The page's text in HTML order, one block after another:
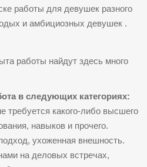
работы для девушек разного
и амбициозных девушек .
работы найдут здесь много
в следующих категориях:
требуется какого-либо высшего
навыков и прочего.
ухоженная внешность.
на деловых встречах,